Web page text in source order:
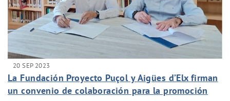
20 SEP 2023
La Fundación Proyecto Puçol y Aigües d’Elx firman
un convenio de colaboración para la promoción